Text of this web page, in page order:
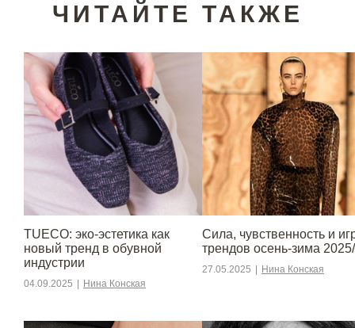
ЧИТАЙТЕ ТАКЖЕ
TUECO: эко-эстетика как
новый тренд в обувной
индустрии
04.09.2025 Нина Конская
Сила, чувственность и
трендов осень-зима
27.05.2025 Нина Конская